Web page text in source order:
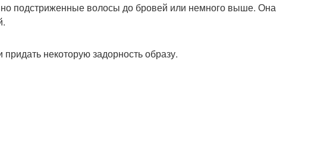
подстриженные волосы до бровей или немного выше. Она
некоторую задорность образу.